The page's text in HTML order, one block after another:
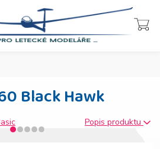
e-shop?
Black Hawk
Popis produktu